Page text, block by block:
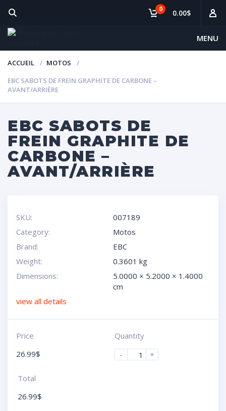
MENU
0 0.00$
ACCUEIL
MOTOS
EBC SABOTS DE FREIN GRAPHITE DE CARBONE –
AVANT/ARRIÈRE
EBC SABOTS DE
FREIN GRAPHITE DE
CARBONE –
AVANT/ARRIÈRE
SKU:
007189
Category:
Motos
Brand:
EBC
Weight:
0.3601 kg
Dimensions:
5.0000 × 5.2000 × 1.4000
cm
view all details
Price
26.99$
Quantity
-
+
Total
26.99$